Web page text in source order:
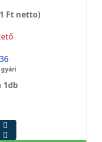
Ft netto)
gyári
1db